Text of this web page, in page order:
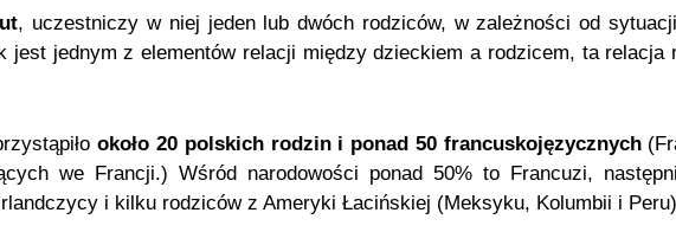
, uczestniczy w niej jeden lub dwóch rodziców, w zależności od
jest jednym z elementów relacji między dzieckiem a rodzicem, ta
około 20 polskich rodzin i ponad 50 francuskojęzycznych
we Francji.) Wśród narodowości ponad 50% to Francuzi,
i kilku rodziców z Ameryki Łacińskiej (Meksyku, Kolumbii i